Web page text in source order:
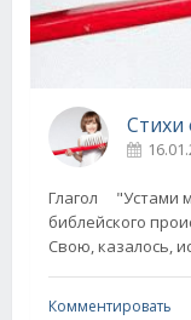
Глагол "Устами
библейского
Свою, казалось,
Комментировать